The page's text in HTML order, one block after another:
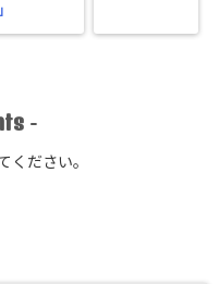
-
ください。